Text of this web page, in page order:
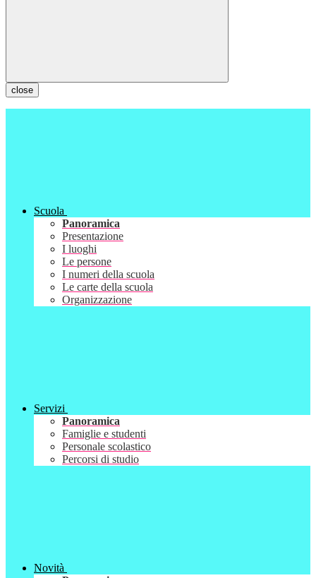
close
Scuola
Panoramica
Presentazione
I luoghi
Le persone
I numeri della scuola
Le carte della scuola
Organizzazione
Servizi
Panoramica
Famiglie e studenti
Personale scolastico
Percorsi di studio
Novità